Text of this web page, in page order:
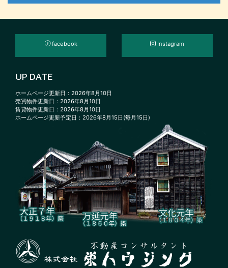
facebook Instagram
UP DATE
ホームページ更新日：2026年8月10日
売買物件更新日：2026年8月10日
賃貸物件更新日：2026年8月10日
ホームページ更新予定日：2026年8月15日(毎月15日)